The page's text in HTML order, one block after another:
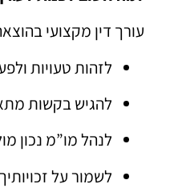
עורך דין מקצועי
לזהות טעויות
להגיש בקשות
לנהל מו”מ נכון
לשמור על